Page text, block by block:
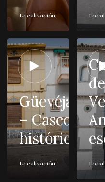
Localización:
Güevéjar
– Casco
histórico
Localización: